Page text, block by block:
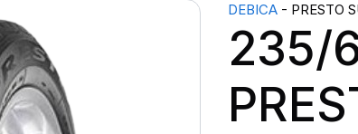
DEBICA - PRESTO
235/